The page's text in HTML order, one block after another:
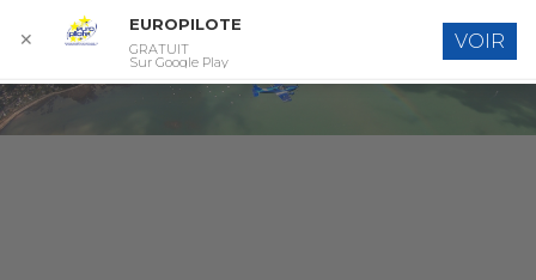
D
É
✕
EUROPILOTE
GRATUIT
Sur Google Play
VOIR